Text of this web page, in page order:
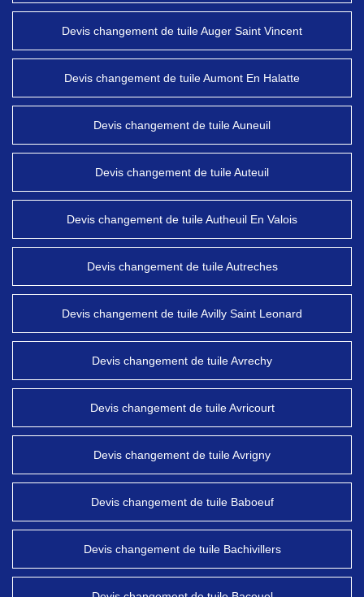
Devis changement de tuile Auger Saint Vincent
Devis changement de tuile Aumont En Halatte
Devis changement de tuile Auneuil
Devis changement de tuile Auteuil
Devis changement de tuile Autheuil En Valois
Devis changement de tuile Autreches
Devis changement de tuile Avilly Saint Leonard
Devis changement de tuile Avrechy
Devis changement de tuile Avricourt
Devis changement de tuile Avrigny
Devis changement de tuile Baboeuf
Devis changement de tuile Bachivillers